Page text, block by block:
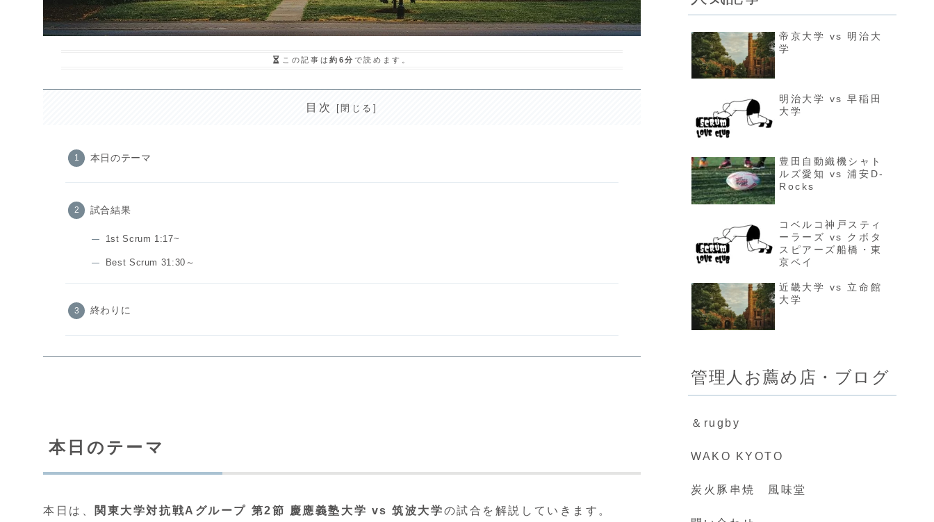
この記事は約6分 で読めます。
目次
本日のテーマ
試合結果
1st Scrum 1:17~
Best Scrum 31:30～
終わりに
本日のテーマ
本日は、 関東大学対抗戦Aグループ 第2節 慶應義塾大学 vs 筑波大学の試合を解説していきます。
帝京大学 vs 明治大
学
明治大学 vs 早稲田
大学
豊田自動織機シャト
ルズ愛知 vs 浦安D-
Rocks
コベルコ神戸スティ
ーラーズ vs クボタ
スピアーズ船橋・東
京ベイ
近畿大学 vs 立命館
大学
管理人お薦め店・ブログ
＆rugby
WAKO KYOTO
炭火豚串焼 風味堂